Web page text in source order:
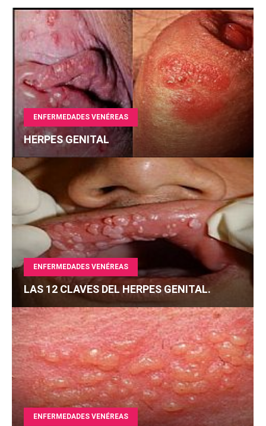
ENFERMEDADES VENÉREAS
HERPES GENITAL
ENFERMEDADES VENÉREAS
LAS 12 CLAVES DEL HERPES GENITAL.
ENFERMEDADES VENÉREAS